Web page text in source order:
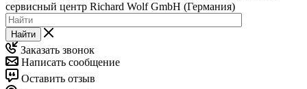
сервисный центр Richard Wolf GmbH (Германия)
Найти
Заказать звонок
Написать сообщение
Оставить отзыв